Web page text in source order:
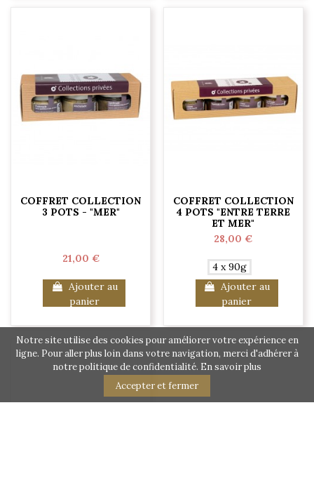
COFFRET COLLECTION
3 POTS - "MER"
21,00 €
Ajouter au
panier
COFFRET COLLECTION
4 POTS "ENTRE TERRE
ET MER"
28,00 €
4 x 90g
Ajouter au
panier
Notre site utilise des cookies pour améliorer votre expérience en
ligne. Pour aller plus loin dans votre navigation, merci d'adhérer à
notre politique de confidentialité. En savoir plus
Accepter et fermer